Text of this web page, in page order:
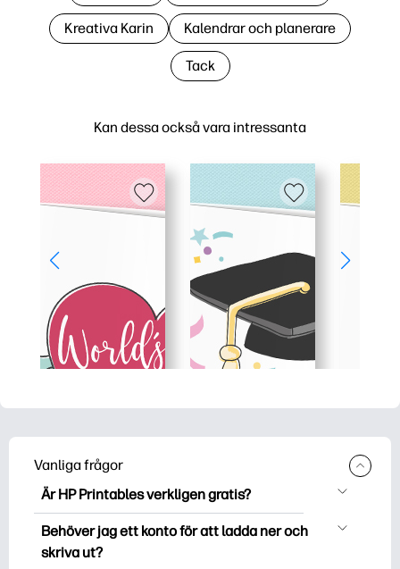
Kan dessa också vara intressanta
Kreativa Karin Kalendrar och planerare
Tack
Vanliga frågor
Är HP Printables verkligen gratis?
HP Printables erbjuder över 2500 gratis
utskriftsmaterial att ladda ner och
Behöver jag ett konto för att ladda ner och
skriva ut?